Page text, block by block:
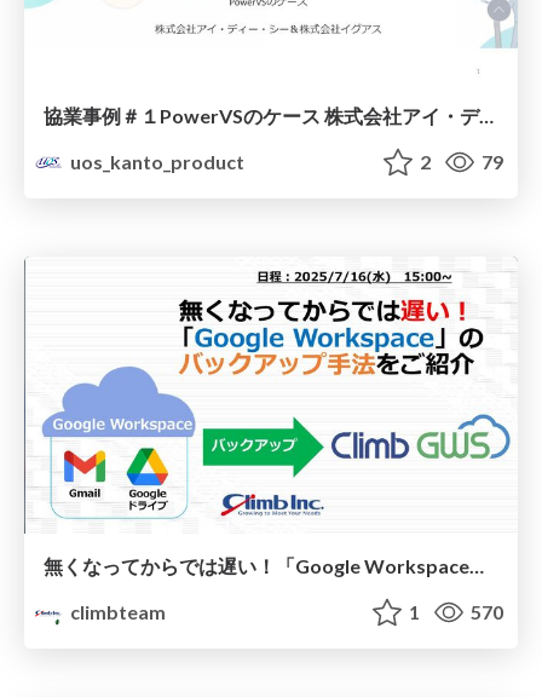
協業事例＃１PowerVSのケース 株式会社アイ・ディー・シー＆株式会社イグアス
uos_kanto_product
2 79
無くなってからでは遅い！「Google Workspace」のバックアップ手法をご紹介
climbteam
1 570